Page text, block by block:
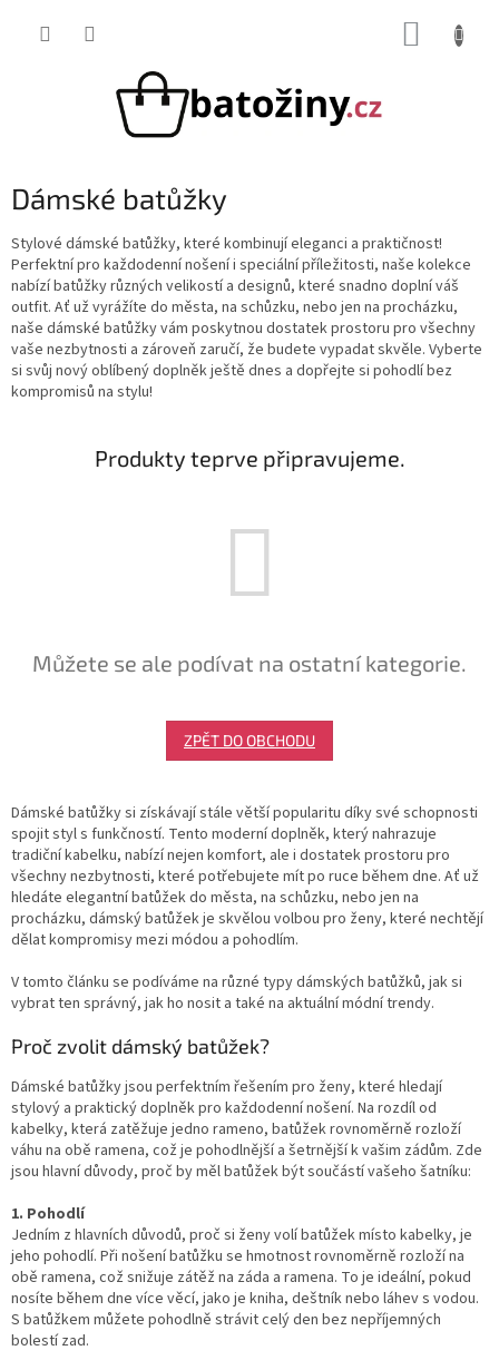
Dámské batůžky
Stylové dámské batůžky, které kombinují eleganci a praktičnost!
Perfektní pro každodenní nošení i speciální příležitosti, naše kolekce
nabízí batůžky různých velikostí a designů, které snadno doplní váš
outfit. Ať už vyrážíte do města, na schůzku, nebo jen na procházku,
naše dámské batůžky vám poskytnou dostatek prostoru pro všechny
vaše nezbytnosti a zároveň zaručí, že budete vypadat skvěle. Vyberte
si svůj nový oblíbený doplněk ještě dnes a dopřejte si pohodlí bez
kompromisů na stylu!
Produkty teprve připravujeme.
Můžete se ale podívat na ostatní kategorie.
ZPĚT DO OBCHODU
Dámské batůžky si získávají stále větší popularitu díky své schopnosti
spojit styl s funkčností. Tento moderní doplněk, který nahrazuje
tradiční kabelku, nabízí nejen komfort, ale i dostatek prostoru pro
všechny nezbytnosti, které potřebujete mít po ruce během dne. Ať už
hledáte elegantní batůžek do města, na schůzku, nebo jen na
procházku, dámský batůžek je skvělou volbou pro ženy, které nechtějí
dělat kompromisy mezi módou a pohodlím.
V tomto článku se podíváme na různé typy dámských batůžků, jak si
vybrat ten správný, jak ho nosit a také na aktuální módní trendy.
Proč zvolit dámský batůžek?
Dámské batůžky jsou perfektním řešením pro ženy, které hledají
stylový a praktický doplněk pro každodenní nošení. Na rozdíl od
kabelky, která zatěžuje jedno rameno, batůžek rovnoměrně rozloží
váhu na obě ramena, což je pohodlnější a šetrnější k vašim zádům. Zde
jsou hlavní důvody, proč by měl batůžek být součástí vašeho šatníku:
1. Pohodlí
Jedním z hlavních důvodů, proč si ženy volí batůžek místo kabelky, je
jeho pohodlí. Při nošení batůžku se hmotnost rovnoměrně rozloží na
obě ramena, což snižuje zátěž na záda a ramena. To je ideální, pokud
nosíte během dne více věcí, jako je kniha, deštník nebo láhev s vodou.
S batůžkem můžete pohodlně strávit celý den bez nepříjemných
bolestí zad.